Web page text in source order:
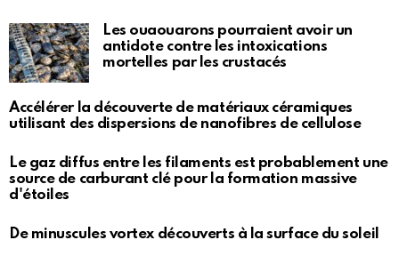
Les ouaouarons pourraient avoir un
antidote contre les intoxications
mortelles par les crustacés
Accélérer la découverte de matériaux céramiques
utilisant des dispersions de nanofibres de cellulose
Le gaz diffus entre les filaments est probablement une
source de carburant clé pour la formation massive
d'étoiles
De minuscules vortex découverts à la surface du soleil